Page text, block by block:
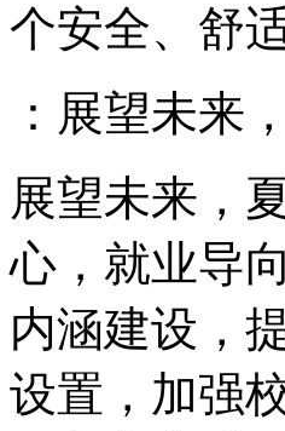
个安全、舒
：展望未来
展望未来，
心，就业导
内涵建设，
设置，加强